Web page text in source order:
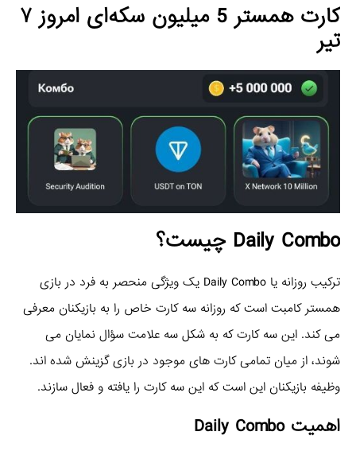
کارت همستر 5 میلیون سکه‌ای امروز ۷
تیر
Daily Combo چیست؟
ترکیب روزانه یا Daily Combo یک ویژگی منحصر به‌ فرد در بازی
همستر کامبت است که روزانه سه کارت خاص را به بازیکنان معرفی
می‌ کند. این سه کارت که به شکل سه علامت سؤال نمایان می‌
شوند، از میان تمامی کارت‌ های موجود در بازی گزینش شده‌ اند.
وظیفه بازیکنان این است که این سه کارت را یافته و فعال سازند.
اهمیت Daily Combo